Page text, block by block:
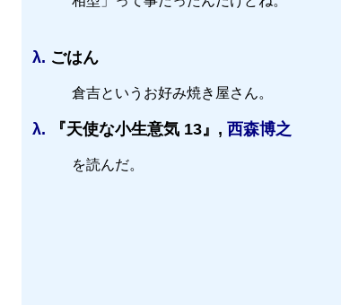
λ. ごはん
倉吉というお好み焼き屋さん。
λ. 『天使な小生意気 13』,西森博之
を読んだ。